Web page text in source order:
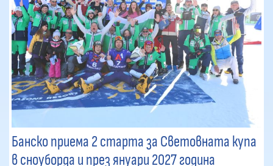
Банско приема 2 старта за Световната купа
в сноуборда и през януари 2027 година